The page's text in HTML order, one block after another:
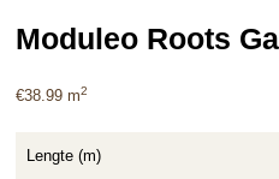
Moduleo Roots
€38.99 m2
Lengte (m)